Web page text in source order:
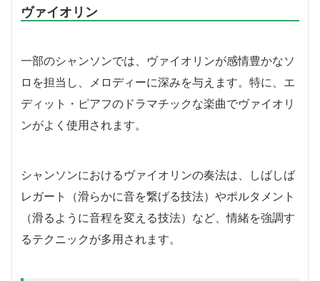
ヴァイオリン
一部のシャンソンでは、ヴァイオリンが感情豊かなソ
ロを担当し、メロディーに深みを与えます。特に、エ
ディット・ピアフのドラマチックな楽曲でヴァイオリ
ンがよく使用されます。
シャンソンにおけるヴァイオリンの奏法は、しばしば
レガート（滑らかに音を繋げる技法）やポルタメント
（滑るように音程を変える技法）など、情緒を強調す
るテクニックが多用されます。